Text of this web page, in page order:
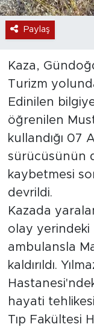
Paylaş
Kaza,
Turizm
Edinilen
öğrenilen
kullandığı 07
sürücüsünün
kaybetmesi
devrildi.
Kazada
olay yerindeki
ambulansla
kaldırıldı.
hayati
Tıp Fakültesi